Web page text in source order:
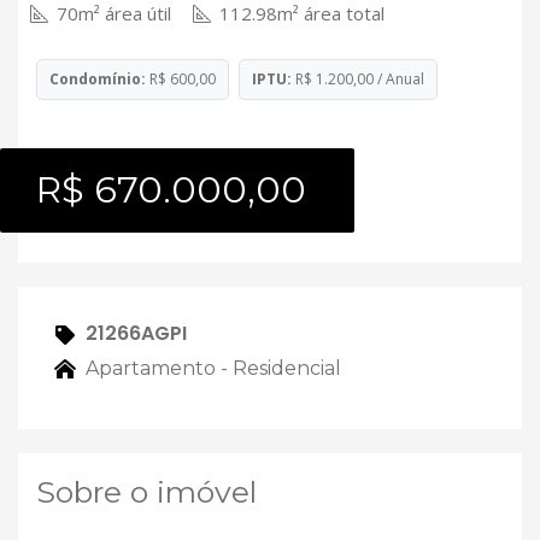
70m² área útil
112.98m² área total
Condomínio: R$ 600,00 IPTU: R$ 1.200,00 / Anual
R$ 670.000,00
21266AGPI
Apartamento - Residencial
Sobre o imóvel